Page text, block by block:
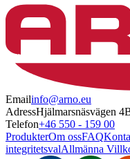
Emailinfo@arno.eu
AdressHjälmarsnäsvägen
Telefon+46 550 - 159 00
ProdukterOm ossFAQ
integritetsvalAllmänna